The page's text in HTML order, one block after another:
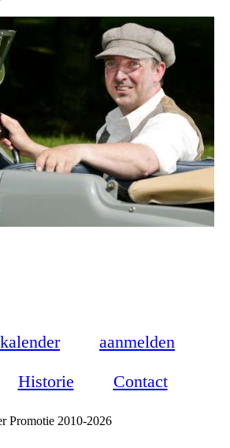
kalender
aanmelden
Historie Contact
Promotie 2010-2026